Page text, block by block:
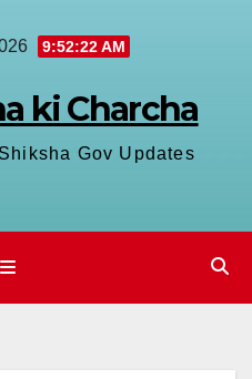
9:52:22 AM
ki Charcha
Gov Updates